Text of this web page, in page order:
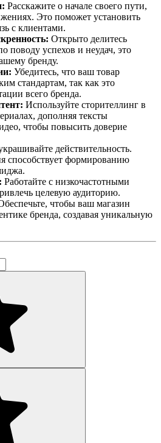
Расскажите о начале своего пути,
Это поможет установить
с клиентами.
Открыто делитесь
поводу успехов и неудач, это
бренду.
Убедитесь, что ваш товар
стандартам, так как это
всего бренда.
Используйте сторителлинг в
дополняя тексты
чтобы повысить доверие
действительность.
способствует формированию
Работайте с низкочастотными
целевую аудиторию.
чтобы ваш магазин
бренда, создавая уникальную